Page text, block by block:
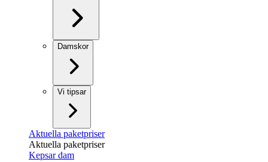
Damskor
Vi tipsar
Aktuella paketpriser
Aktuella paketpriser
Kepsar dam